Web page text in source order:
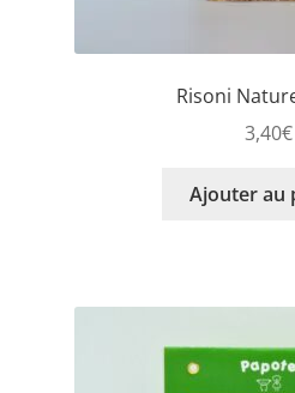
Risoni
3,40€
Ajouter au